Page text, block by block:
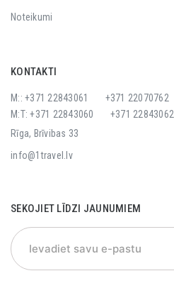
Noteikumi
KONTAKTI
M:: +371 22843061
+371 22070762
M:T: +371 22843060
+371 22843062
Rīga, Brīvibas 33
info@1travel.lv
SEKOJIET LĪDZI JAUNUMIEM